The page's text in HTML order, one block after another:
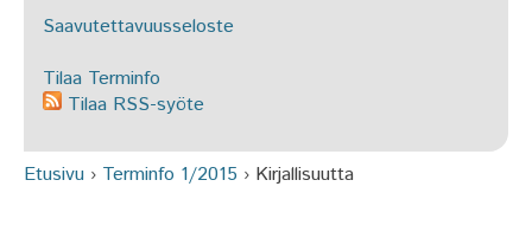
Saavutettavuusseloste
Tilaa Terminfo
Tilaa RSS-syöte
Etusivu › Terminfo 1/2015 › Kirjallisuutta